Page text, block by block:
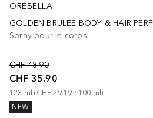
OREBELLA
Spray pour le corps
CHF 48.90
CHF 35.90
123 ml (CHF 29.19 / 100 ml)
NEW